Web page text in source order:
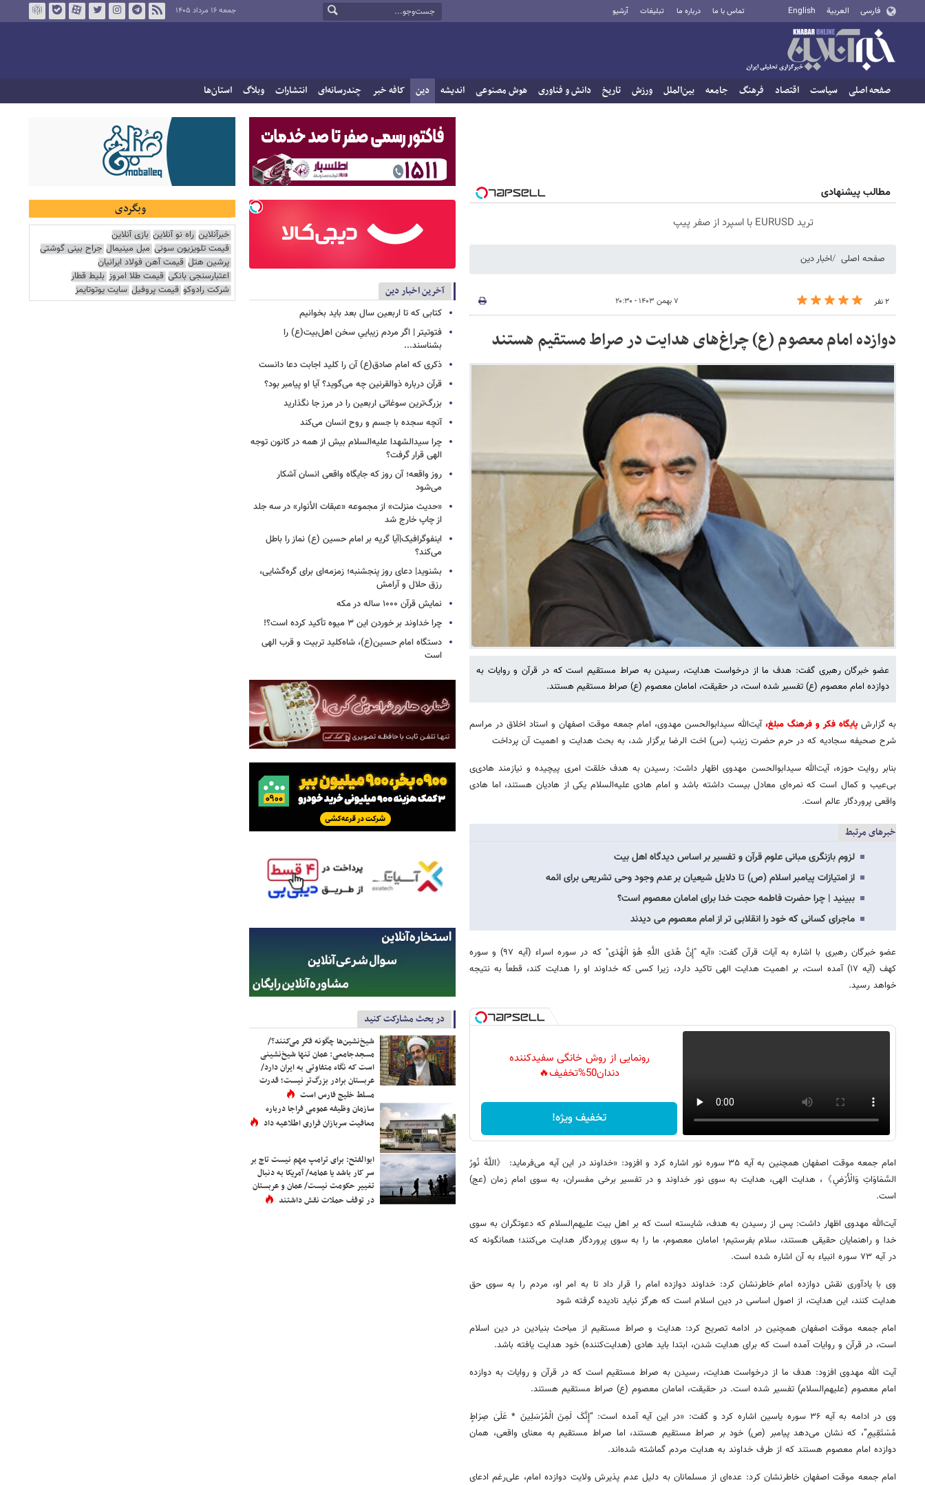
فارسی العربية English تماس با ما درباره ما تبلیغات آرشیو جمعه ۱۶ مرداد ۱۴۰۵
صفحه اصلی سیاست اقتصاد فرهنگ جامعه بین‌الملل ورزش تاریخ دانش و فناوری هوش مصنوعی اندیشه دین کافه خبر چندرسانه‌ای انتشارات وبلاگ استان‌ها
مطالب پیشنهادی
ترید EURUSD با اسپرد از صفر پیپ
صفحه اصلی اخبار دین
۲ نفر ۷ بهمن ۱۴۰۳ - ۲۰:۳۰
دوازده امام معصوم (ع) چراغ‌های هدایت در صراط مستقیم هستند
عضو خبرگان رهبری گفت: هدف ما از درخواست هدایت، رسیدن به صراط مستقیم است که در قرآن و روایات به
دوازده امام معصوم (ع) تفسیر شده است، در حقیقت، امامان معصوم (ع) صراط مستقیم هستند.
به گزارش پایگاه فکر و فرهنگ مبلغ، آیت‌الله سیدابوالحسن مهدوی، امام جمعه موقت اصفهان و استاد اخلاق در مراسم
شرح صحیفه سجادیه که در حرم حضرت زینب (س) اخت الرضا برگزار شد، به بحث هدایت و اهمیت آن پرداخت
بنابر روایت حوزه، آیت‌الله سیدابوالحسن مهدوی اظهار داشت: رسیدن به هدف خلقت امری پیچیده و نیازمند هادی‌ی
بی‌عیب و کمال است که نمره‌ای معادل بیست داشته باشد و امام هادی علیه‌السلام یکی از هادیان هستند، اما هادی
واقعی پروردگار عالم است.
خبرهای مرتبط
لزوم بازنگری مبانی علوم قرآن و تفسیر بر اساس دیدگاه اهل بیت
از امتیازات پیامبر اسلام (ص) تا دلایل شیعیان بر عدم وجود وحی تشریعی برای ائمه
ببینید | چرا حضرت فاطمه حجت خدا برای امامان معصوم است؟
ماجرای کسانی که خود را انقلابی تر از امام معصوم می دیدند
عضو خبرگان رهبری با اشاره به آیات قرآن گفت: «آیه "إِنَّ هُدَی اللَّهِ هُوَ الْهُدَی" که در سوره اسراء (آیه ۹۷) و سوره
کهف (آیه ۱۷) آمده است، بر اهمیت هدایت الهی تاکید دارد، زیرا کسی که خداوند او را هدایت کند، قطعاً به نتیجه
خواهد رسید.
رونمایی از روش خانگی سفیدکننده
دندان50%تخفیف🔥
تخفیف ویژه!
امام جمعه موقت اصفهان همچنین به آیه ۳۵ سوره نور اشاره کرد و افزود: «خداوند در این آیه می‌فرماید: 《اللَّهُ نُورُ
السَّمَاوَاتِ وَالْأَرْضِ》، هدایت الهی، هدایت به سوی نور خداوند و در تفسیر برخی مفسران، به سوی امام زمان (عج)
است.
آیت‌الله مهدوی اظهار داشت: پس از رسیدن به هدف، شایسته است که بر اهل بیت علیهم‌السلام که دعوتگران به سوی
خدا و راهنمایان حقیقی هستند، سلام بفرستیم؛ امامان معصوم، ما را به سوی پروردگار هدایت می‌کنند؛ همانگونه که
در آیه ۷۳ سوره انبیاء به آن اشاره شده است.
وی با یادآوری نقش دوازده امام خاطرنشان کرد: خداوند دوازده امام را قرار داد تا به امر او، مردم را به سوی حق
هدایت کنند، این هدایت، از اصول اساسی در دین اسلام است که هرگز نباید نادیده گرفته شود
امام جمعه موقت اصفهان همچنین در ادامه تصریح کرد: هدایت و صراط مستقیم از مباحث بنیادین در دین اسلام
است، در قرآن و روایات آمده است که برای هدایت شدن، ابتدا باید هادی (هدایت‌کننده) خود هدایت یافته باشد.
آیت الله مهدوی افزود: هدف ما از درخواست هدایت، رسیدن به صراط مستقیم است که در قرآن و روایات به دوازده
امام معصوم (علیهم‌السلام) تفسیر شده است. در حقیقت، امامان معصوم (ع) صراط مستقیم هستند.
وی در ادامه به آیه ۳۶ سوره یاسین اشاره کرد و گفت: «در این آیه آمده است: “إِنَّکَ لَمِنَ الْمُرْسَلِینَ * عَلَیٰ صِرَاطٍ
مُسْتَقِیمٍ”، که نشان می‌دهد پیامبر (ص) خود بر صراط مستقیم هستند، اما صراط مستقیم به معنای واقعی، همان
دوازده امام معصوم هستند که از طرف خداوند به هدایت مردم گماشته شده‌اند.
امام جمعه موقت اصفهان خاطرنشان کرد: عده‌ای از مسلمانان به دلیل عدم پذیرش ولایت دوازده امام، علی‌رغم ادعای
آخرین اخبار دین
کتابی که تا اربعین سال بعد باید بخوانیم
فتوتیتر | اگر مردم زیباییِ سخن اهل‌بیت(ع) را
بشناسند...
ذکری که امام صادق(ع) آن را کلید اجابت دعا دانست
قرآن درباره ذوالقرنین چه می‌گوید؟ آیا او پیامبر بود؟
بزرگ‌ترین سوغاتی اربعین را در مرز جا نگذارید
آنچه سجده با جسم و روح انسان می‌کند
چرا سیدالشهدا علیه‌السلام بیش از همه در کانون توجه
الهی قرار گرفت؟
روز واقعه؛ آن روز که جایگاه واقعی انسان آشکار
می‌شود
«حدیث منزلت» از مجموعه «عبقات الأنوار» در سه جلد
از چاپ خارج شد
اینفوگرافیک|آیا گریه بر امام حسین (ع) نماز را باطل
می‌کند؟
بشنوید| دعای روز پنجشنبه؛ زمزمه‌ای برای گره‌گشایی،
رزق حلال و آرامش
نمایش قرآن ۱۰۰۰ ساله در مکه
چرا خداوند بر خوردن این ۳ میوه تأکید کرده است؟!
دستگاه امام حسین(ع)، شاه‌کلید تربیت و قرب الهی
است
در بحث مشارکت کنید
شیخ‌نشین‌ها چگونه فکر می‌کنند؟/
مسجدجامعی: عمان تنها شیخ‌نشینی
است که نگاه متفاوتی به ایران دارد/
عربستان برادر بزرگ‌تر نیست؛ قدرت
مسلط خلیج فارس است
سازمان وظیفه عمومی فراجا درباره
معافیت سربازان فراری اطلاعیه داد
ابوالفتح: برای ترامپ مهم نیست تاج بر
سر کار باشد یا عمامه/ آمریکا به دنبال
تغییر حکومت نیست/ عمان و عربستان
در توقف حملات نقش داشتند
وبگردی
خبرآنلاین راه نو آنلاین بازی آنلاین
قیمت تلویزیون سونی مبل مینیمال جراح بینی گوشتی
پرشین هتل قیمت آهن فولاد ایرانیان
اعتبارسنجی بانکی قیمت طلا امروز بلیط قطار
شرکت رادوکو قیمت پروفیل سایت یوتوتایمز